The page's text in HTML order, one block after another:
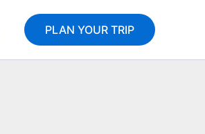
PLAN YOUR TRIP